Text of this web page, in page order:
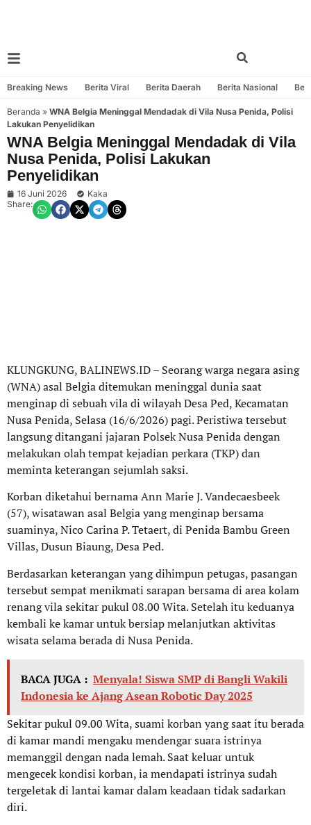
Breaking News Berita Viral Berita Daerah Berita Nasional
Beranda » WNA Belgia Meninggal Mendadak di Vila Nusa Penida, Polisi
Lakukan Penyelidikan
WNA Belgia Meninggal Mendadak di Vila
Nusa Penida, Polisi Lakukan
Penyelidikan
16 Juni 2026
Kaka
Share:
KLUNGKUNG, BALINEWS.ID – Seorang warga negara asing
(WNA) asal Belgia ditemukan meninggal dunia saat
menginap di sebuah vila di wilayah Desa Ped, Kecamatan
Nusa Penida, Selasa (16/6/2026) pagi. Peristiwa tersebut
langsung ditangani jajaran Polsek Nusa Penida dengan
melakukan olah tempat kejadian perkara (TKP) dan
meminta keterangan sejumlah saksi.
Korban diketahui bernama Ann Marie J. Vandecaesbeek
(57), wisatawan asal Belgia yang menginap bersama
suaminya, Nico Carina P. Tetaert, di Penida Bambu Green
Villas, Dusun Biaung, Desa Ped.
Berdasarkan keterangan yang dihimpun petugas, pasangan
tersebut sempat menikmati sarapan bersama di area kolam
renang vila sekitar pukul 08.00 Wita. Setelah itu keduanya
kembali ke kamar untuk bersiap melanjutkan aktivitas
wisata selama berada di Nusa Penida.
BACA JUGA : Menyala! Siswa SMP di Bangli Wakili
Indonesia ke Ajang Asean Robotic Day 2025
Sekitar pukul 09.00 Wita, suami korban yang saat itu berada
di kamar mandi mengaku mendengar suara istrinya
memanggil dengan nada lemah. Saat keluar untuk
mengecek kondisi korban, ia mendapati istrinya sudah
tergeletak di lantai kamar dalam keadaan tidak sadarkan
diri.